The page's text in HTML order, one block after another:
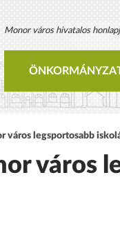
Monor város hivatalos
város legsportosabb
város